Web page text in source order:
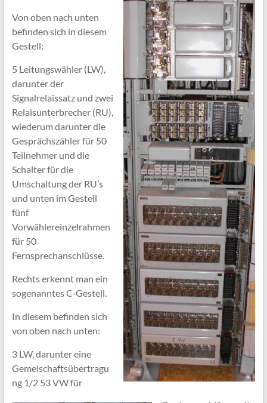
Von oben nach unten
befinden sich in diesem
Gestell:
5 Leitungswähler (LW),
darunter der
Signalrelaissatz und zwei
Relaisunterbrecher (RU),
wiederum darunter die
Gesprächszähler für 50
Teilnehmer und die
Schalter für die
Umschaltung der RU’s
und unten im Gestell
fünf
Vorwählereinzelrahmen
für 50
Fernsprechanschlüsse.
Rechts erkennt man ein
sogenanntes C-Gestell.
In diesem befinden sich
von oben nach unten:
3 LW, darunter eine
Gemeischaftsübertragu
ng 1/2 53 VW für